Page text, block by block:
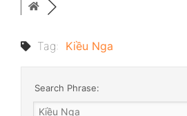
Tag: Kiều Nga
Search Phrase: